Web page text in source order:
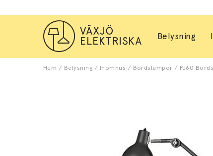
Belysning
Hem / Belysning / Inomhus / Bordslampor / PJ60